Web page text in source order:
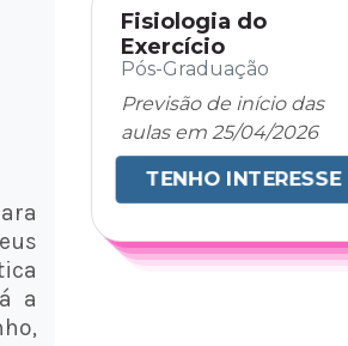
a
Fisiologia do
Exercício
Pós-Graduação
Previsão de início das
aulas em 25/04/2026
TENHO INTERESSE